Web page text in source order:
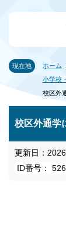
現在地 ホーム
小学校
校区外
校区外通学
更新日：
ID番号： 526